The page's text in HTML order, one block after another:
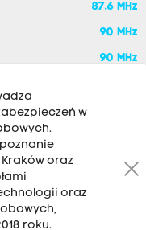
87.6 MHz
90 MHz
90 MHz
22, 30-007
w
oraz
oraz
roku.